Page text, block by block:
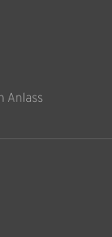
Anlass